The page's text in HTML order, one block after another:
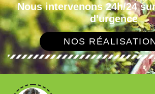
Nous intervenons 24h/24
d'urgence
NOS